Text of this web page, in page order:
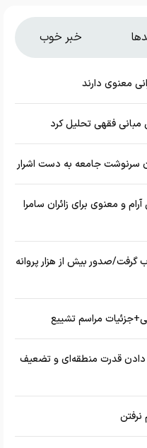
خبر خوب
معنوی دارند
مبانی فقهی تحلیل کرد
سرنوشت جامعه به دست اشرار
و معنوی برای زائران سامرا
صدور بیش از هزار پروانه
مراسم تشییع
دادن قدرت منطقه‌ای و تضعیف
نرفتن